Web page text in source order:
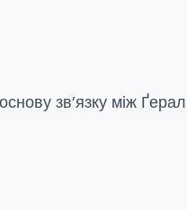
зв’язку між